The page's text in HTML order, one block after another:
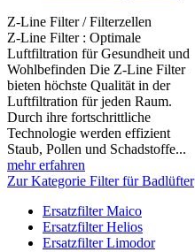
Z-Line Filter / Filterzellen
Z-Line Filter : Optimale
Luftfiltration für Gesundheit und
Wohlbefinden Die Z-Line Filter
bieten höchste Qualität in der
Luftfiltration für jeden Raum.
Durch ihre fortschrittliche
Technologie werden effizient
Staub, Pollen und Schadstoffe...
mehr erfahren
Zur Kategorie Filter für Badlüfter
Ersatzfilter Maico
Ersatzfilter Helios
Ersatzfilter Limodor